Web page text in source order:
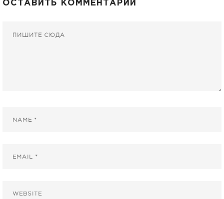
ОСТАВИТЬ КОММЕНТАРИЙ